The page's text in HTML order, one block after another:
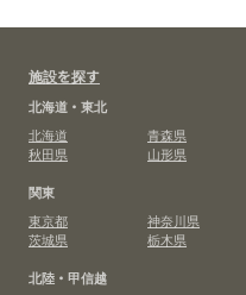
施設を探す
北海道・東北
北海道
青森県
秋田県
山形県
関東
東京都
神奈川県
茨城県
栃木県
北陸・甲信越